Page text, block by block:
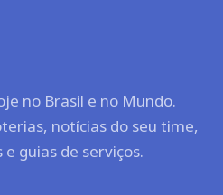
no Brasil e no Mundo.
notícias do seu time,
guias de serviços.